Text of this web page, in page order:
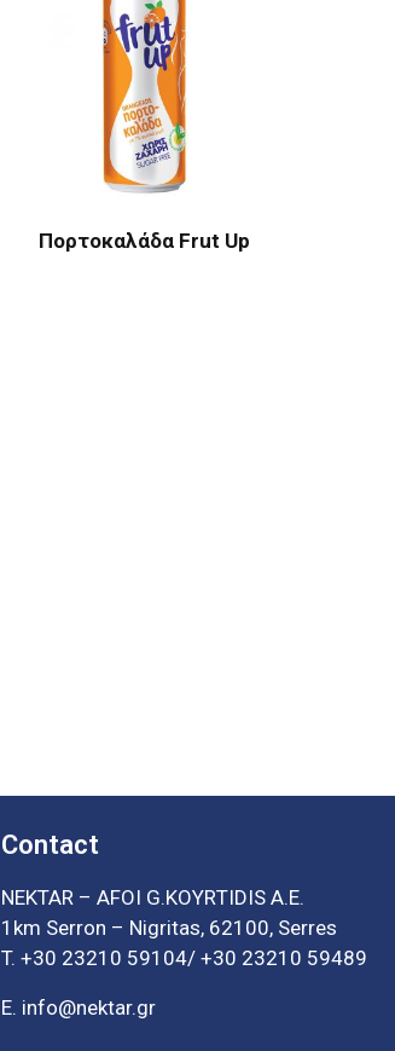
Πορτοκαλάδα Frut Up
Contact
NEKTAR – ΑFOI G.ΚΟΥRΤΙDIS Α.Ε.
1km Serron – Nigritas, 62100, Serres
T. +30 23210 59104/ +30 23210 59489
E. info@nektar.gr